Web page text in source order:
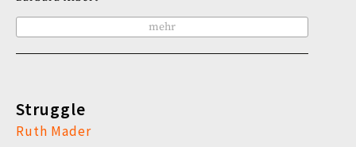
mehr
Struggle
Ruth Mader